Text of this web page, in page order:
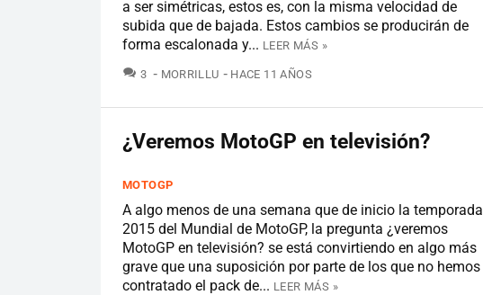
a ser simétricas, estos es, con la misma velocidad de
subida que de bajada. Estos cambios se producirán de
forma escalonada y... LEER MÁS »
3 COMENTARIOS
MORRILLU HACE 11 AÑOS
¿Veremos MotoGP en televisión?
MOTOGP
A algo menos de una semana que de inicio la temporada
2015 del Mundial de MotoGP, la pregunta ¿veremos
MotoGP en televisión? se está convirtiendo en algo más
grave que una suposición por parte de los que no hemos
contratado el pack de... LEER MÁS »